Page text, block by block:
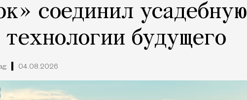
соединил усадебную
будущего
04.08.2026